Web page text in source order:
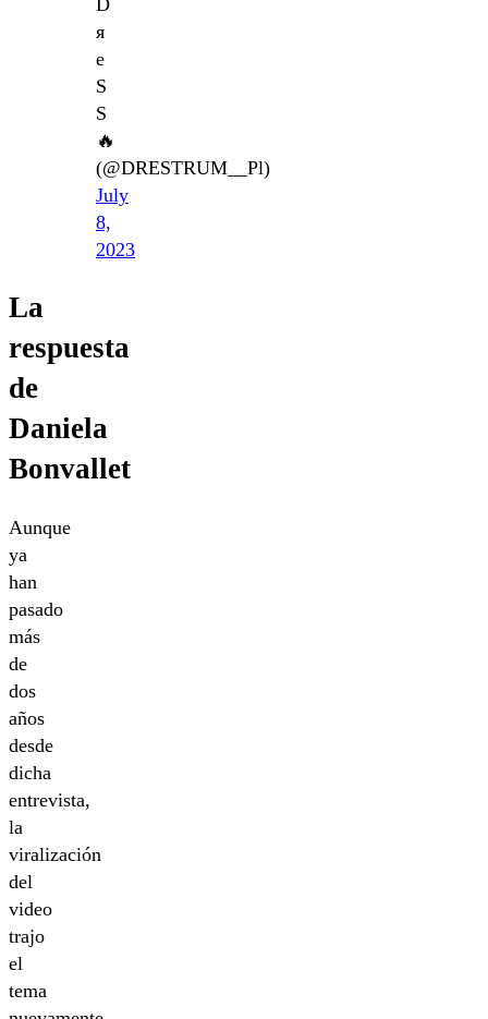
я
e
S
S
🔥
(@DRESTRUM__Pl)
July
8,
2023
La
respuesta
de
Daniela
Bonvallet
Aunque
ya
han
pasado
más
de
dos
años
desde
dicha
entrevista,
la
viralización
del
video
trajo
el
tema